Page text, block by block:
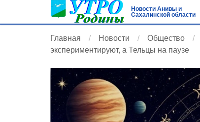
Новости Анивы и
Сахалинской области
Главная Новости Общество
экспериментируют, а Тельцы на паузе